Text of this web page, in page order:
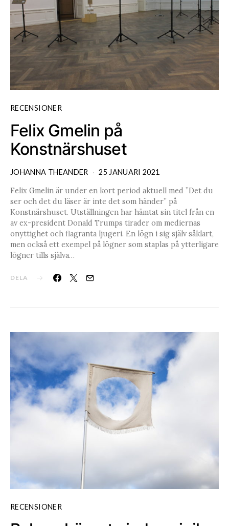
RECENSIONER
Felix Gmelin på
Konstnärshuset
JOHANNA THEANDER 25 JANUARI 2021
Felix Gmelin är under en kort period aktuell med ”Det du
ser och det du läser är inte det som händer” på
Konstnärshuset. Utställningen har hämtat sin titel från en
av ex-president Donald Trumps tirader om mediernas
onyttighet och flagranta ljugeri. En lögn i sig själv såklart,
men också ett exempel på lögner som staplas på ytterligare
lögner tills själva…
DELA
RECENSIONER